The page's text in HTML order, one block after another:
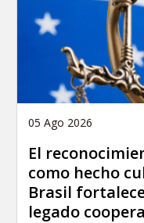
05 Ago 2026
El
como hecho
Brasil
legado